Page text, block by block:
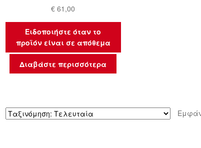
€ 61,00
Ειδοποιήστε όταν το
προϊόν είναι σε απόθεμα
Διαβάστε περισσότερα